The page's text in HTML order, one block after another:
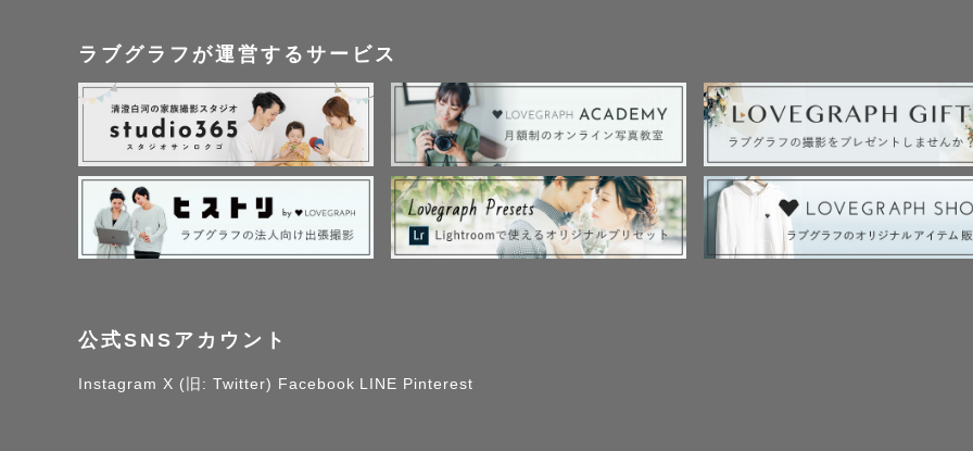
ラブグラフが運営するサービス
公式SNSアカウント
Instagram X (旧: Twitter) Facebook LINE Pinterest